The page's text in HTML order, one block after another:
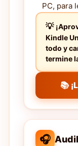
PC, para
Kindle
todo y
termine
📚
🎧